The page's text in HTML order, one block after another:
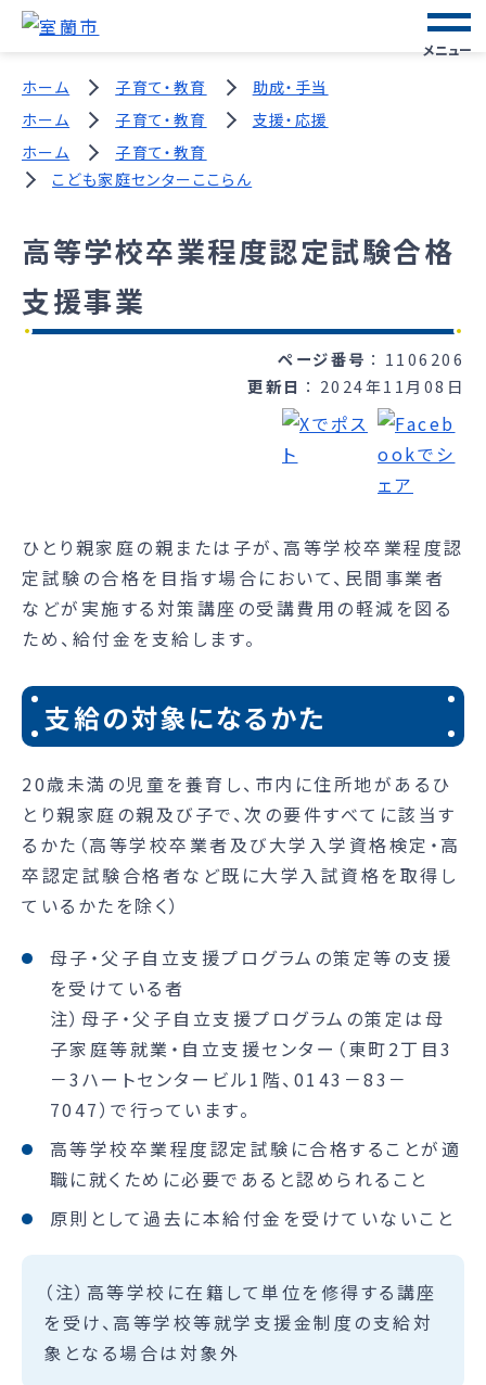
メニュー
ホーム 子育て・教育
助成・手当
ホーム
子育て・教育
支援・応援
ホーム
子育て・教育
こども家庭センターここらん
高等学校卒業程度認定試験合格
支援事業
ページ番号
1106206
更新日
2024年11月08日
ひとり親家庭の親または子が、高等学校卒業程度認
定試験の合格を目指す場合において、民間事業者
などが実施する対策講座の受講費用の軽減を図る
ため、給付金を支給します。
支給の対象になるかた
20歳未満の児童を養育し、市内に住所地があるひ
とり親家庭の親及び子で、次の要件すべてに該当す
るかた（高等学校卒業者及び大学入学資格検定・高
卒認定試験合格者など既に大学入試資格を取得し
ているかたを除く）
母子・父子自立支援プログラムの策定等の支援
を受けている者
注）母子・父子自立支援プログラムの策定は母
子家庭等就業・自立支援センター（東町2丁目3
－3ハートセンタービル1階、0143－83－
7047）で行っています。
高等学校卒業程度認定試験に合格することが適
職に就くために必要であると認められること
原則として過去に本給付金を受けていないこと
（注）高等学校に在籍して単位を修得する講座
を受け、高等学校等就学支援金制度の支給対
象となる場合は対象外